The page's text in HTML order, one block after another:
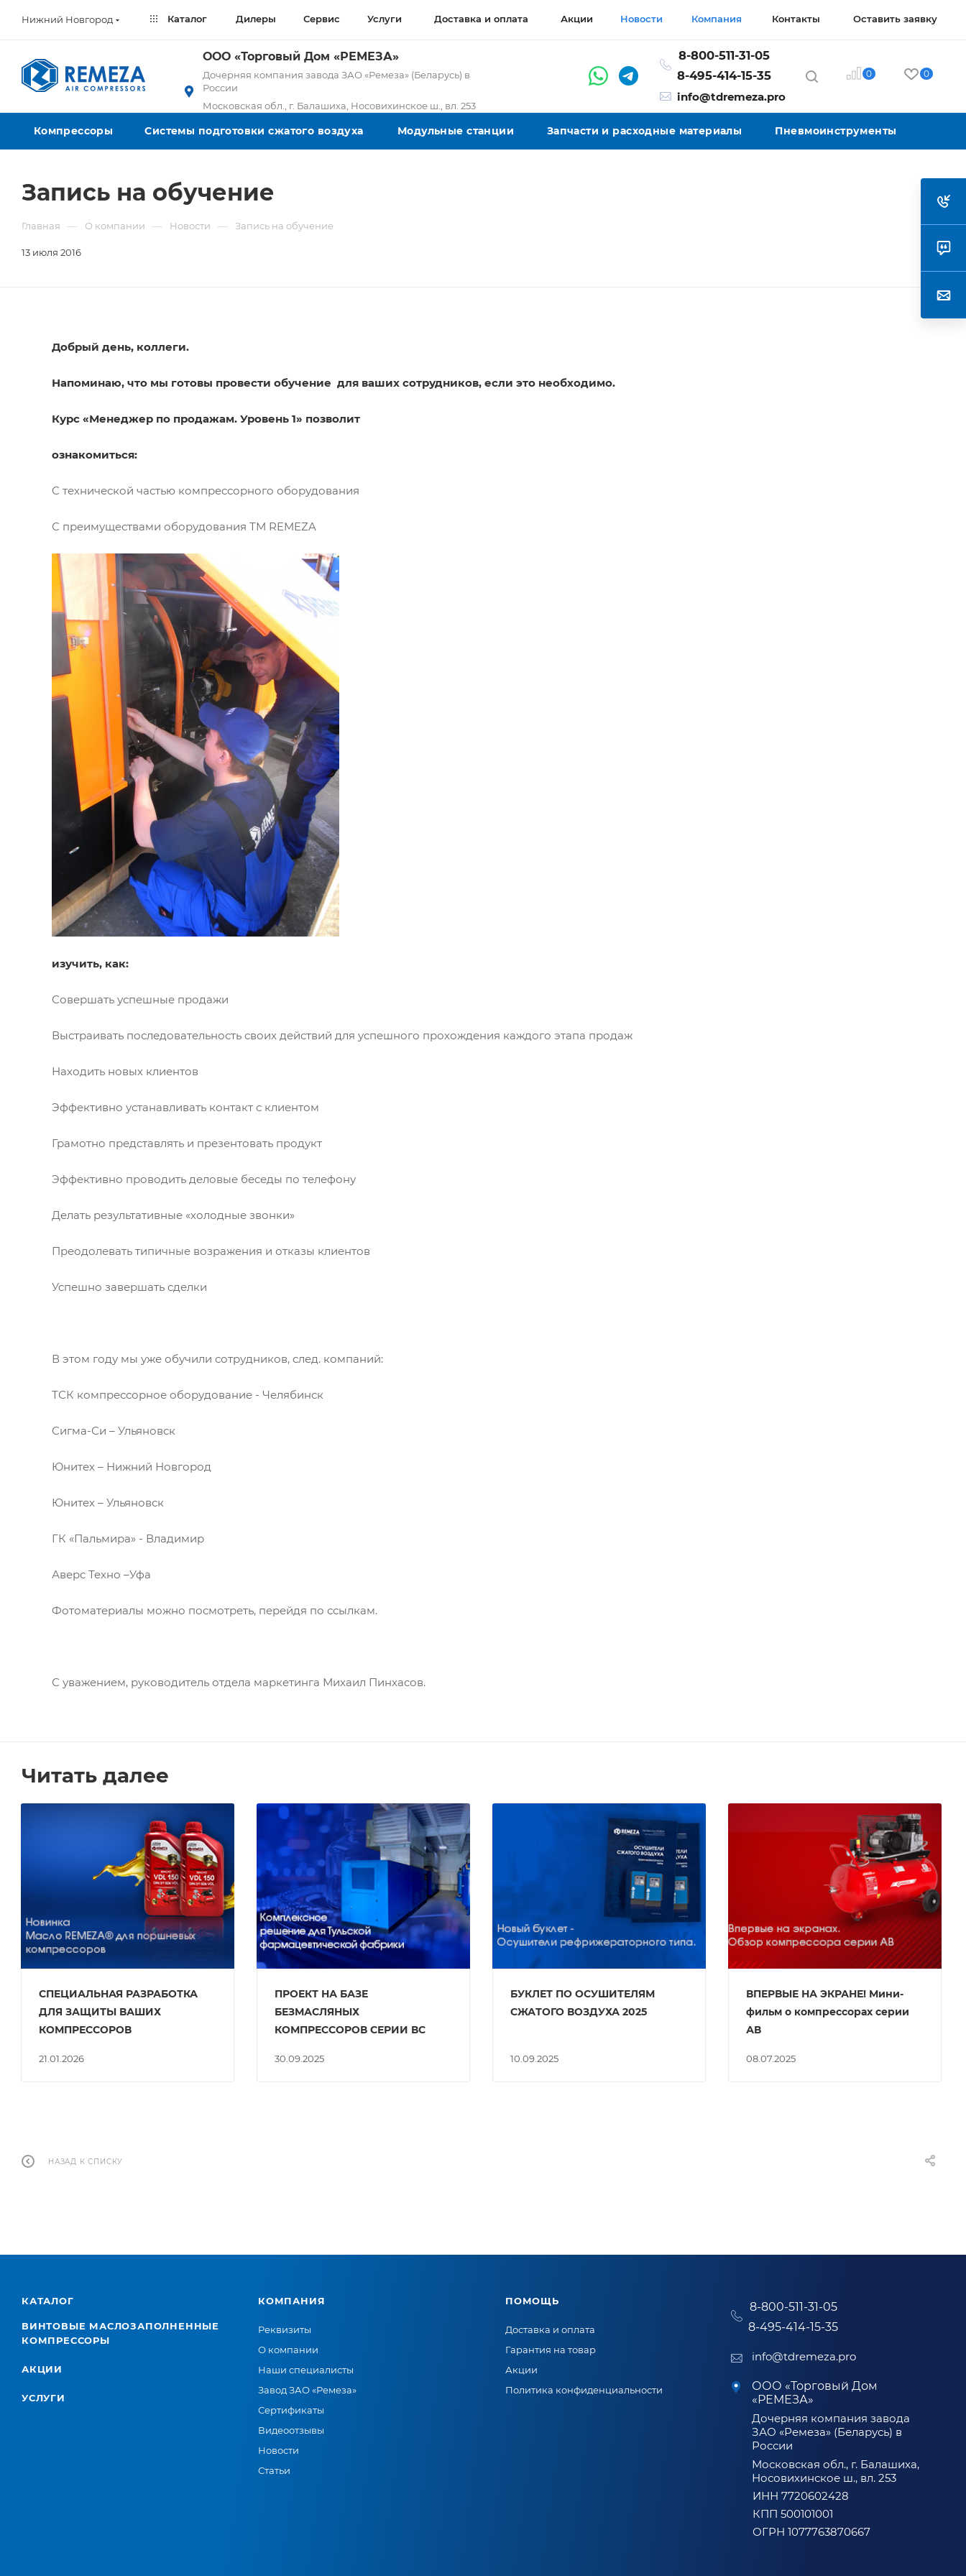
Нижний Новгород Каталог Дилеры Сервис Услуги Доставка и оплата Акции Новости Компания Контакты Оставить заявку
ООО «Торговый Дом «РЕМЕЗА»
Дочерняя компания завода ЗАО «Ремеза» (Беларусь) в
России
Московская обл., г. Балашиха, Носовихинское ш., вл. 253
8-800-511-31-05
8-495-414-15-35
info@tdremeza.pro
0 0
Компрессоры Системы подготовки сжатого воздуха Модульные станции Запчасти и расходные материалы Пневмоинструменты
Запись на обучение
Главная — О компании — Новости — Запись на обучение
13 июля 2016
Добрый день, коллеги.
Напоминаю, что мы готовы провести обучение для ваших сотрудников, если это необходимо.
Курс «Менеджер по продажам. Уровень 1» позволит
ознакомиться:
С технической частью компрессорного оборудования
С преимуществами оборудования ТМ REMEZA
изучить, как:
Совершать успешные продажи
Выстраивать последовательность своих действий для успешного прохождения каждого этапа продаж
Находить новых клиентов
Эффективно устанавливать контакт с клиентом
Грамотно представлять и презентовать продукт
Эффективно проводить деловые беседы по телефону
Делать результативные «холодные звонки»
Преодолевать типичные возражения и отказы клиентов
Успешно завершать сделки
В этом году мы уже обучили сотрудников, след. компаний:
ТСК компрессорное оборудование - Челябинск
Сигма-Си – Ульяновск
Юнитех – Нижний Новгород
Юнитех – Ульяновск
ГК «Пальмира» - Владимир
Аверс Техно –Уфа
Фотоматериалы можно посмотреть, перейдя по ссылкам.
С уважением, руководитель отдела маркетинга Михаил Пинхасов.
Читать далее
21.01.2026
СПЕЦИАЛЬНАЯ РАЗРАБОТКА
ДЛЯ ЗАЩИТЫ ВАШИХ
КОМПРЕССОРОВ
30.09.2025
ПРОЕКТ НА БАЗЕ
БЕЗМАСЛЯНЫХ
КОМПРЕССОРОВ СЕРИИ ВС
10.09.2025
БУКЛЕТ ПО ОСУШИТЕЛЯМ
СЖАТОГО ВОЗДУХА 2025
08.07.2025
ВПЕРВЫЕ НА ЭКРАНЕ! Мини-
фильм о компрессорах серии
АВ
НАЗАД К СПИСКУ
КАТАЛОГ
ВИНТОВЫЕ МАСЛОЗАПОЛНЕННЫЕ
КОМПРЕССОРЫ
АКЦИИ
УСЛУГИ
КОМПАНИЯ
Реквизиты
О компании
Наши специалисты
Завод ЗАО «Ремеза»
Сертификаты
Видеоотзывы
Новости
Статьи
ПОМОЩЬ
Доставка и оплата
Гарантия на товар
Акции
Политика конфиденциальности
8-800-511-31-05
8-495-414-15-35
info@tdremeza.pro
ООО «Торговый Дом
«РЕМЕЗА»
Дочерняя компания завода
ЗАО «Ремеза» (Беларусь) в
России
Московская обл., г. Балашиха,
Носовихинское ш., вл. 253
ИНН 7720602428
КПП 500101001
ОГРН 1077763870667